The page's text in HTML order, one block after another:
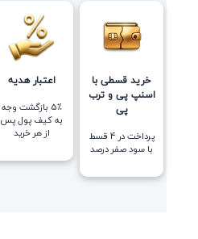
خرید قسطی با
اسنپ پی و ترب
پی
پرداخت در 4 قسط
با سود صفر درصد
اعتبار هدیه
5٪ بازگشت وجه
به کیف پول پس
از هر خرید